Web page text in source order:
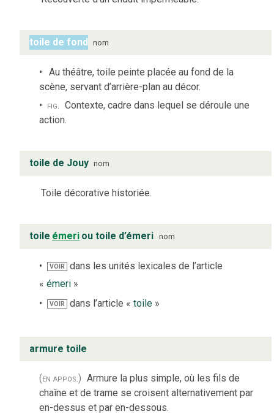
toile de fond nom
Au théâtre, toile peinte placée au fond de la
scène, servant d’arrière-plan au décor.
fig. Contexte, cadre dans lequel se déroule une
action.
toile de Jouy nom
Toile décorative historiée.
toile émeri ou toile d’émeri nom
VOIR
dans les unités lexicales de l’article
« émeri »
VOIR dans l’article «toile »
armure toile
(en appos.) Armure la plus simple, où les fils de
chaîne et de trame se croisent alternativement par
en-dessus et par en-dessous.